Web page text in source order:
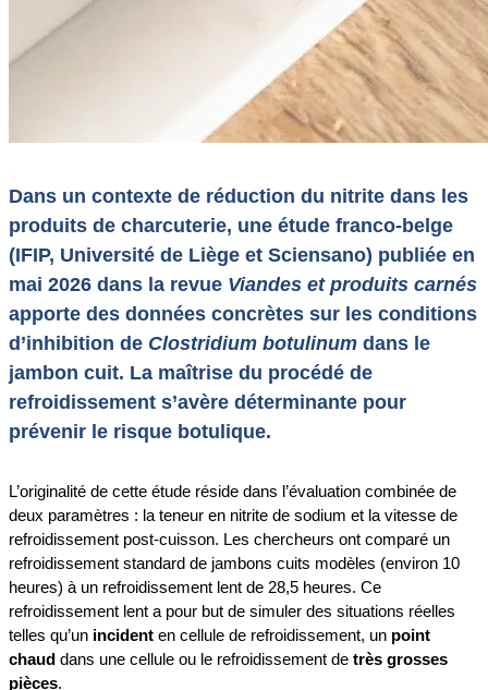
Dans un contexte de réduction du nitrite dans les
produits de charcuterie, une étude franco-belge
(IFIP, Université de Liège et Sciensano) publiée en
mai 2026 dans la revue Viandes et produits carnés
apporte des données concrètes sur les conditions
d’inhibition de Clostridium botulinum dans le
jambon cuit. La maîtrise du procédé de
refroidissement s’avère déterminante pour
prévenir le risque botulique.
L’originalité de cette étude réside dans l’évaluation combinée de
deux paramètres : la teneur en nitrite de sodium et la vitesse de
refroidissement post-cuisson. Les chercheurs ont comparé un
refroidissement standard de jambons cuits modèles (environ 10
heures) à un refroidissement lent de 28,5 heures. Ce
refroidissement lent a pour but de simuler des situations réelles
telles qu’un incident en cellule de refroidissement, un point
chaud dans une cellule ou le refroidissement de très grosses
pièces.